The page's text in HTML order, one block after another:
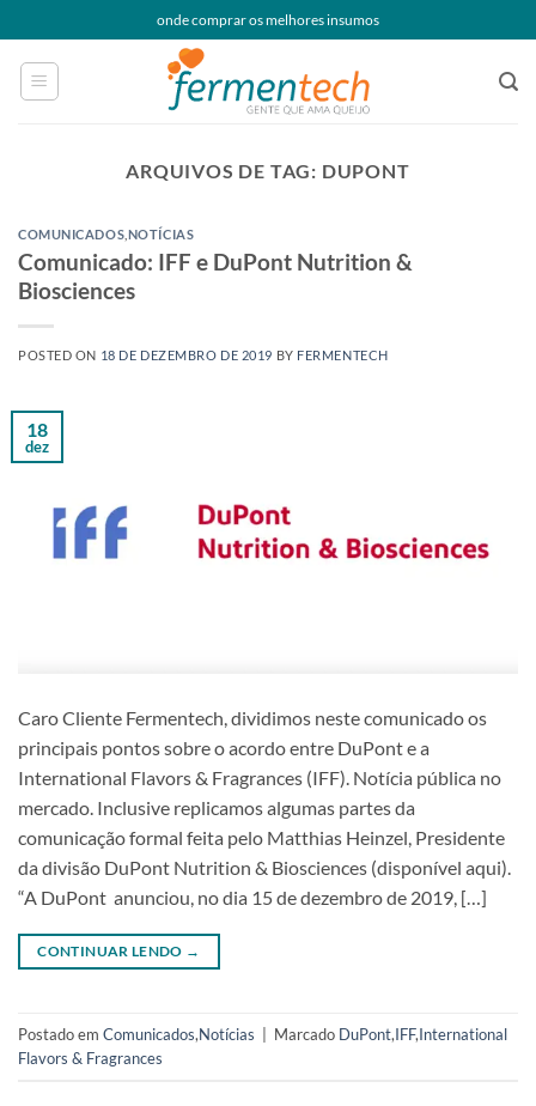
to
content
onde comprar os melhores insumos
ARQUIVOS DE TAG: DUPONT
COMUNICADOS NOTÍCIAS
Comunicado: IFF e DuPont Nutrition &
Biosciences
POSTED ON 18 DE DEZEMBRO DE 2019 BY FERMENTECH
18
dez
Caro Cliente Fermentech, dividimos neste comunicado os
principais pontos sobre o acordo entre DuPont e a
International Flavors & Fragrances (IFF). Notícia pública no
mercado. Inclusive replicamos algumas partes da
comunicação formal feita pelo Matthias Heinzel, Presidente
da divisão DuPont Nutrition & Biosciences (disponível aqui).
“A DuPont anunciou, no dia 15 de dezembro de 2019, […]
CONTINUAR LENDO →
Postado em Comunicados,Notícias Marcado DuPont,IFF,International
Flavors & Fragrances